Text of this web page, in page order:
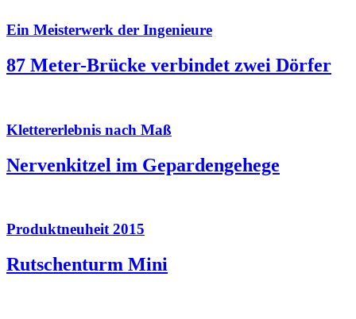
Ein Meisterwerk der Ingenieure
87 Meter-Brücke verbindet zwei Dörfer
Klettererlebnis nach Maß
Nervenkitzel im Gepardengehege
Produktneuheit 2015
Rutschenturm Mini